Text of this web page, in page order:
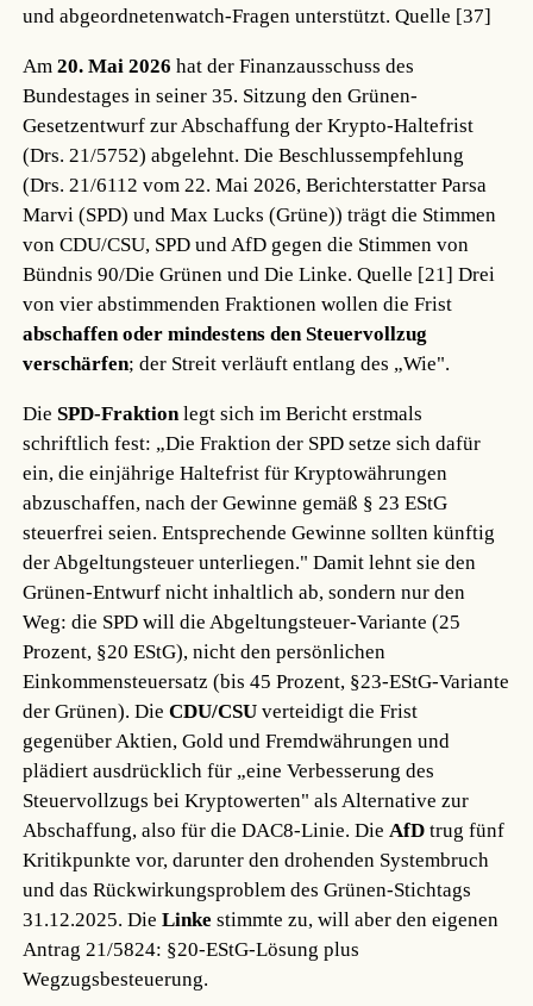
und abgeordnetenwatch-Fragen unterstützt.Quelle [37]
Am20. Mai 2026 hat der Finanzausschuss des
Bundestages in seiner 35. Sitzung den Grünen-
Gesetzentwurf zur Abschaffung der Krypto-Haltefrist
(Drs. 21/5752) abgelehnt. Die Beschlussempfehlung
(Drs. 21/6112 vom 22. Mai 2026, Berichterstatter Parsa
Marvi (SPD) und Max Lucks (Grüne)) trägt die Stimmen
von CDU/CSU, SPD und AfD gegen die Stimmen von
Bündnis 90/Die Grünen und Die Linke.Quelle [21] Drei
von vier abstimmenden Fraktionen wollen die Frist
abschaffen oder mindestens den Steuervollzug
verschärfen; der Streit verläuft entlang des „Wie".
DieSPD-Fraktion legt sich im Bericht erstmals
schriftlich fest: „Die Fraktion der SPD setze sich dafür
ein, die einjährige Haltefrist für Kryptowährungen
abzuschaffen, nach der Gewinne gemäß § 23 EStG
steuerfrei seien. Entsprechende Gewinne sollten künftig
der Abgeltungsteuer unterliegen." Damit lehnt sie den
Grünen-Entwurf nicht inhaltlich ab, sondern nur den
Weg: die SPD will die Abgeltungsteuer-Variante (25
Prozent, §20 EStG), nicht den persönlichen
Einkommensteuersatz (bis 45 Prozent, §23-EStG-Variante
der Grünen). DieCDU/CSU verteidigt die Frist
gegenüber Aktien, Gold und Fremdwährungen und
plädiert ausdrücklich für „eine Verbesserung des
Steuervollzugs bei Kryptowerten" als Alternative zur
Abschaffung, also für die DAC8-Linie. Die AfD trug fünf
Kritikpunkte vor, darunter den drohenden Systembruch
und das Rückwirkungsproblem des Grünen-Stichtags
31.12.2025. DieLinke stimmte zu, will aber den eigenen
Antrag 21/5824: §20-EStG-Lösung plus
Wegzugsbesteuerung.